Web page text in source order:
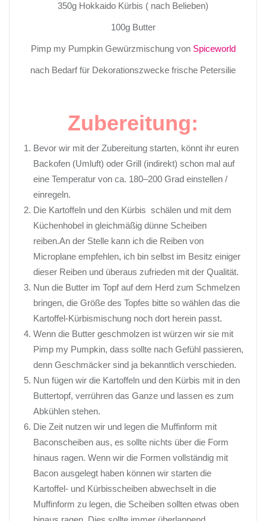
350g Hokkaido Kürbis ( nach Belieben)
100g Butter
Pimp my PumpkinGewürzmischung von Spiceworld
nach Bedarf für Dekorationszwecke frische Petersilie
Zubereitung:
Bevor wir mit der Zubereitung starten, könnt ihr euren
Backofen (Umluft) oder Grill (indirekt) schon mal auf
eine Temperatur von ca. 180–200 Grad einstellen /
einregeln.
Die Kartoffeln und den Kürbis schälen und mit dem
Küchenhobel in gleichmäßig dünne Scheiben
reiben.An der Stelle kann ich die Reiben von
Microplane empfehlen, ich bin selbst im Besitz einiger
dieser Reiben und überaus zufrieden mit der Qualität.
Nun die Butter im Topf auf dem Herd zum Schmelzen
bringen, die Größe des Topfes bitte so wählen das die
Kartoffel-Kürbismischung noch dort herein passt.
Wenn die Butter geschmolzen ist würzen wir sie mit
Pimp my Pumpkin, dass sollte nach Gefühl passieren,
denn Geschmäcker sind ja bekanntlich verschieden.
Nun fügen wir die Kartoffeln und den Kürbis mit in den
Buttertopf, verrühren das Ganze und lassen es zum
Abkühlen stehen.
Die Zeit nutzen wir und legen die Muffinform mit
Baconscheiben aus, es sollte nichts über die Form
hinaus ragen. Wenn wir die Formen vollständig mit
Bacon ausgelegt haben können wir starten die
Kartoffel- und Kürbisscheiben abwechselt in die
Muffinform zu legen, die Scheiben sollten etwas oben